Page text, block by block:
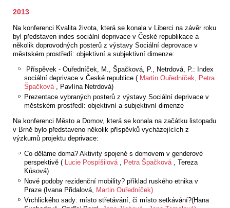
2013
Na konferenci Kvalita života, která se konala v Liberci na závěr roku
byl představen indes sociální deprivace v České republikace a
několik doprovodných posterů z výstavy Sociální deprovace v
městském prostředí: objektivní a subjektivní dimenze:
Příspěvek - Ouředníček, M., Špačková, P., Netrdová, P.: Index
sociální deprivace v České republice ( Martin Ouředníček, Petra
Špačková , Pavlína Netrdová)
Prezentace vybraných posterů z výstavy Sociální deprivace v
městském prostředí: objektivní a subjektivní dimenze
Na konferenci Město a Domov, která se konala na začátku listopadu
v Brně bylo představeno několik příspěvků vycházejících z
výzkumů projektu deprivace:
Co děláme doma? Aktivity spojené s domovem v genderové
perspektivě ( Lucie Pospíšilová , Petra Špačková , Tereza
Kůsová)
Nové podoby rezidenční mobility? příklad ruského etnika v
Praze (Ivana Přidalová, Martin Ouředníček)
Vrchlického sady: místo střetávání, či místo setkávání?(Hana